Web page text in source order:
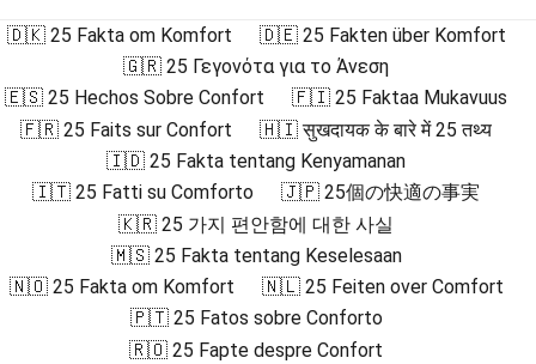
🇩🇰 25 Fakta om Komfort
🇩🇪 25 Fakten über Komfort
🇬🇷 25 Γεγονότα για το Άνεση
🇪🇸 25 Hechos Sobre Confort
🇫🇮 25 Faktaa Mukavuus
🇫🇷 25 Faits sur Confort
🇭🇮 सुखदायक के बारे में 25 तथ्य
🇮🇩 25 Fakta tentang Kenyamanan
🇮🇹 25 Fatti su Comforto
🇯🇵 25個の快適の事実
🇰🇷 25 가지 편안함에 대한 사실
🇲🇸 25 Fakta tentang Keselesaan
🇳🇴 25 Fakta om Komfort
🇳🇱 25 Feiten over Comfort
🇵🇹 25 Fatos sobre Conforto
🇷🇴 25 Fapte despre Confort